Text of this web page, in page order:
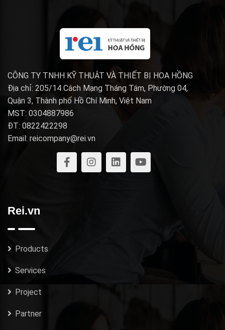
CÔNG TY TNHH KỸ THUẬT VÀ THIẾT BỊ HOA HỒNG
Địa chỉ: 205/14 Cách Mạng Tháng Tám, Phường 04,
Quận 3, Thành phố Hồ Chí Minh, Việt Nam
MST: 0304887986
ĐT: 0822422298
Email: reicompany@rei.vn
Rei.vn
Products
Services
Project
Partner